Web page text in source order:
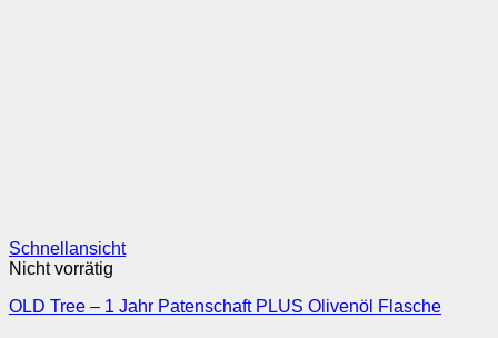
Schnellansicht
Nicht vorrätig
OLD Tree – 1 Jahr Patenschaft PLUS Olivenöl Flasche